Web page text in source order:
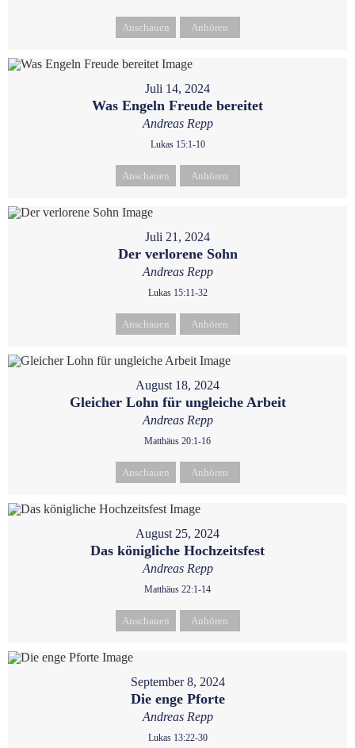
Anschauen Anhören
Juli 14, 2024
Was Engeln Freude bereitet
Andreas Repp
Lukas 15:1-10
Anschauen Anhören
Juli 21, 2024
Der verlorene Sohn
Andreas Repp
Lukas 15:11-32
Anschauen Anhören
August 18, 2024
Gleicher Lohn für ungleiche Arbeit
Andreas Repp
Matthäus 20:1-16
Anschauen Anhören
August 25, 2024
Das königliche Hochzeitsfest
Andreas Repp
Matthäus 22:1-14
Anschauen Anhören
September 8, 2024
Die enge Pforte
Andreas Repp
Lukas 13:22-30